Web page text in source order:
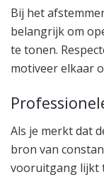
Bij het
belangrijk om
te tonen.
motiveer elkaar
Als je merkt dat
bron van
vooruitgang lijkt